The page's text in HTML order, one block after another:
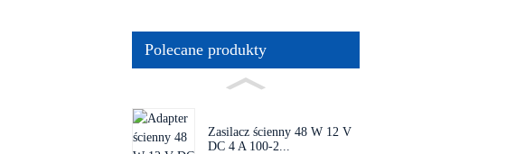
Polecane produkty
Zasilacz ścienny 48 W 12 V
DC 4 A 100-2...